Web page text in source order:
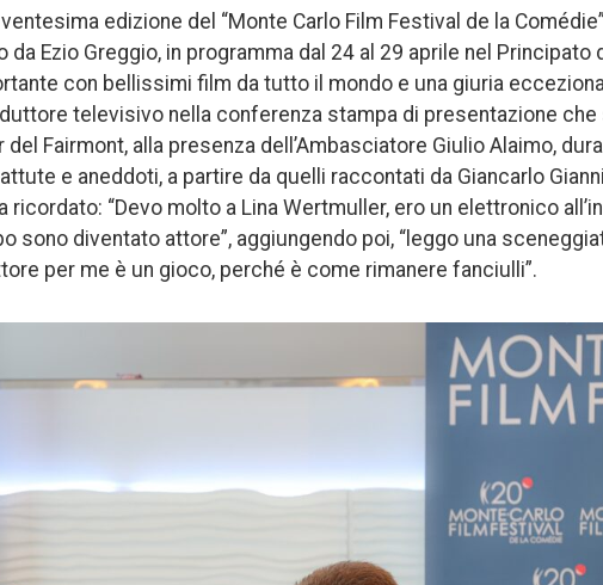
edizione del “Monte Carlo Film Festival de la
Ezio Greggio, in programma dal 24 al 29 aprile nel Principato
con bellissimi film da tutto il mondo e una giuria
televisivo nella conferenza stampa di presentazione che
Fairmont, alla presenza dell’Ambasciatore Giulio Alaimo,
e aneddoti, a partire da quelli raccontati da Giancarlo
ricordato: “Devo molto a Lina Wertmuller, ero un elettronico
sono diventato attore”, aggiungendo poi, “leggo una
per me è un gioco, perché è come rimanere fanciulli”.